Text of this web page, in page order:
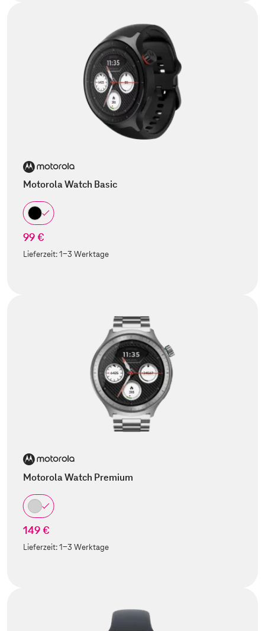
Motorola Watch Basic
99 €
Lieferzeit:1-3 Werktage
Motorola Watch Premium
149 €
Lieferzeit:1-3 Werktage